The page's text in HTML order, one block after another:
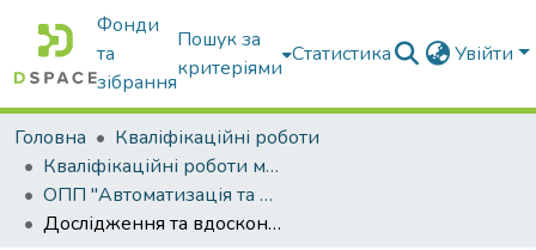
Фонди
та
зібрання
Пошук за
критеріями
Статистика Увійти
Головна
Кваліфікаційні роботи
Кваліфікаційні роботи магістрів
ОПП "Автоматизація та комп’ютерно-інтегровані технології"
Дослідження та вдосконалення системи автоматичного керування котлоагрегатом із використанням комплексу технічних засобів Siemens